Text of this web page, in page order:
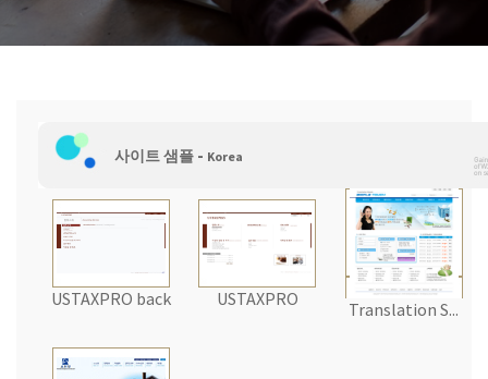
사이트 샘플 - Korea
USTAXPRO back USTAXPRO Translation S...